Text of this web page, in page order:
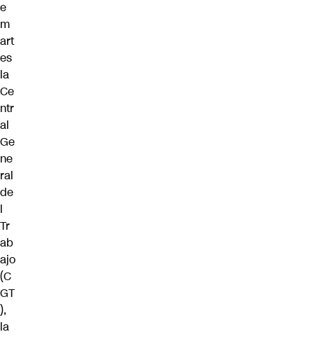
e
m
art
es
la
Ce
ntr
al
Ge
ne
ral
de
l
Tr
ab
ajo
(C
GT
),
la